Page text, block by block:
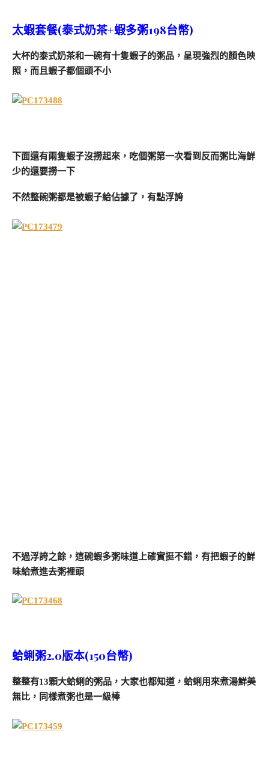
太蝦套餐(泰式奶茶+蝦多粥198台幣)
大杯的泰式奶茶和一碗有十隻蝦子的粥品，呈現強烈的顏色映
照，而且蝦子都個頭不小
下面還有兩隻蝦子沒撈起來，吃個粥第一次看到反而粥比海鮮
少的還要撈一下
不然整碗粥都是被蝦子給佔據了，有點浮誇
不過浮誇之餘，這碗蝦多粥味道上確實挺不錯，有把蝦子的鮮
味給煮進去粥裡頭
蛤蜊粥2.0版本(150台幣)
整整有13顆大蛤蜊的粥品，大家也都知道，蛤蜊用來煮湯鮮美
無比，同樣煮粥也是一級棒